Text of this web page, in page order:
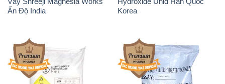
Sodium Benzoate – Mốc Bột
Chữ Cam Food Grade Trung
Quốc China
Sodium Bicarbonate – Bicar
NaHCO3 Food Grade 3 Chữ
GGG Bao Jumbo ( Bành )
Trung Quốc China